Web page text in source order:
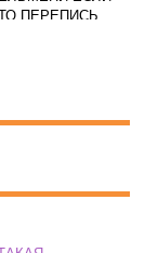
ПЕРЕПИСЬ